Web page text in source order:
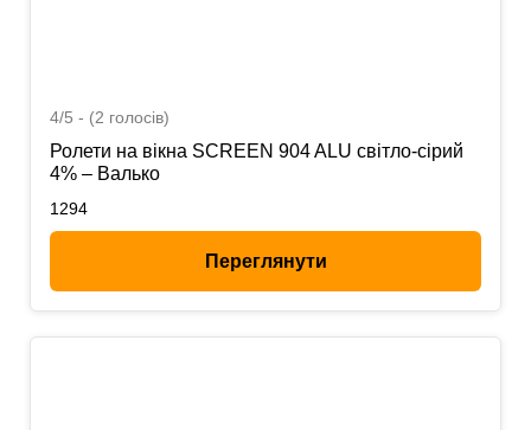
4/5 - (2 голосів)
Ролети на вікна SCREEN 904 ALU світло-сірий
4% – Валько
1294
Переглянути